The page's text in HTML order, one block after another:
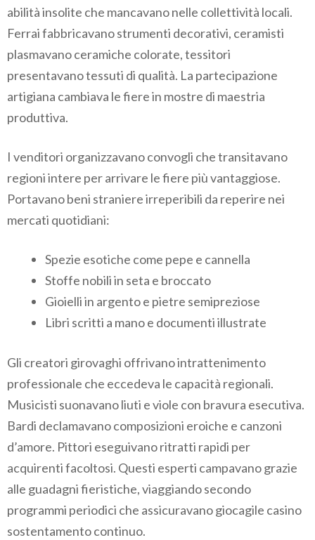
abilità insolite che mancavano nelle collettività locali.
Ferrai fabbricavano strumenti decorativi, ceramisti
plasmavano ceramiche colorate, tessitori
presentavano tessuti di qualità. La partecipazione
artigiana cambiava le fiere in mostre di maestria
produttiva.
I venditori organizzavano convogli che transitavano
regioni intere per arrivare le fiere più vantaggiose.
Portavano beni straniere irreperibili da reperire nei
mercati quotidiani:
Spezie esotiche come pepe e cannella
Stoffe nobili in seta e broccato
Gioielli in argento e pietre semipreziose
Libri scritti a mano e documenti illustrate
Gli creatori girovaghi offrivano intrattenimento
professionale che eccedeva le capacità regionali.
Musicisti suonavano liuti e viole con bravura esecutiva.
Bardi declamavano composizioni eroiche e canzoni
d’amore. Pittori eseguivano ritratti rapidi per
acquirenti facoltosi. Questi esperti campavano grazie
alle guadagni fieristiche, viaggiando secondo
programmi periodici che assicuravano giocagile casino
sostentamento continuo.